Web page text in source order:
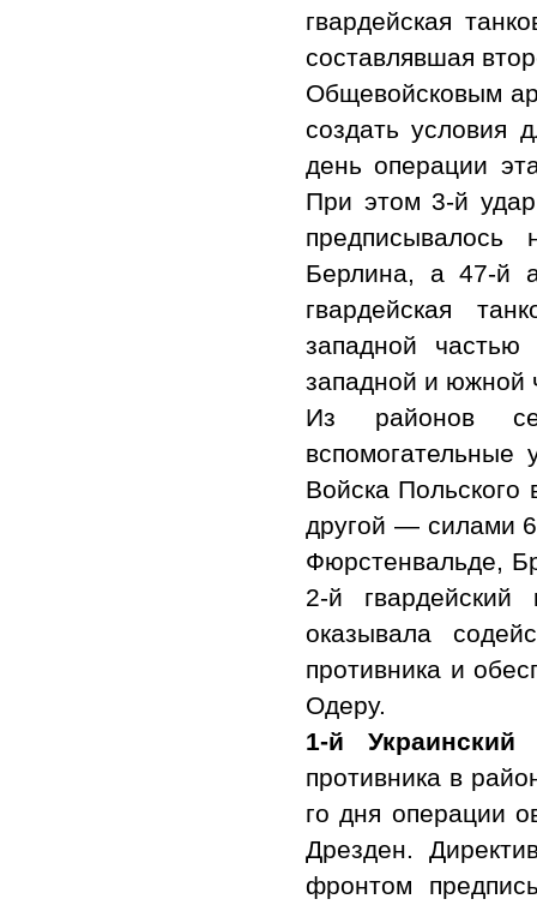
гвардейская
составлявшая
Общевойсковым
создать условия
день операции
При этом 3-й
Берлина, а 47-й
гвардейская
западной
западной и южной
Из районов
Войска
другой — силами
Фюрстенвальде,
2-й гвардейский
оказывала
противника и
Одеру.
1-й Украинский
противника в
го дня операции
Дрезден.
фронтом